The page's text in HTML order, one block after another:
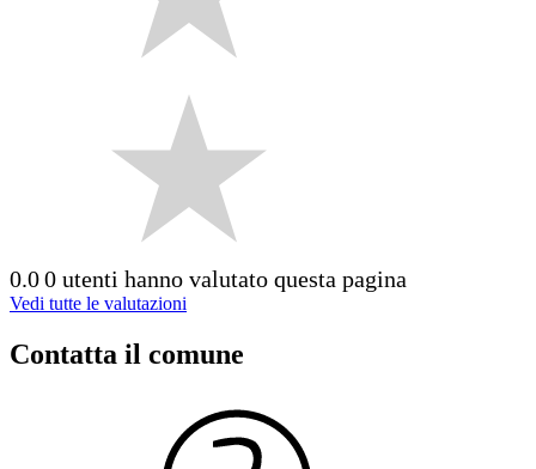
0.00 utenti hanno valutato questa pagina
Vedi tutte le valutazioni
Contatta il comune